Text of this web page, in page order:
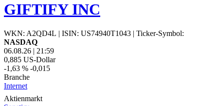
GIFTIFY INC
WKN: A2QD4L | ISIN: US74940T1043 | Ticker-Symbol:
NASDAQ
06.08.26 | 21:59
0,885 US-Dollar
-1,63 % -0,015
Branche
Internet
Aktienmarkt